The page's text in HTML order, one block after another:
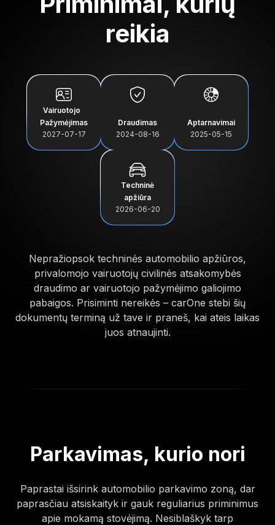
reikia
Vairuotojo
Pažymėjimas
2027-07-17
Draudimas
2024-08-16
Aptarnavimai
2025-05-15
Techninė
apžiūra
2026-06-20
Nepražiopsok techninės automobilio apžiūros,
privalomojo vairuotojų civilinės atsakomybės
draudimo ar vairuotojo pažymėjimo galiojimo
pabaigos. Prisiminti nereikės – carOne stebi šių
dokumentų terminą už tave ir praneš, kai ateis laikas
juos atnaujinti.
Parkavimas, kurio nori
Paprastai išsirink automobilio parkavimo zoną, dar
paprasčiau atsiskaityk ir gauk reguliarius priminimus
apie mokamą stovėjimą. Nesiblaškyk tarp